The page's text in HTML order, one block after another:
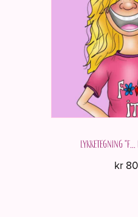
Lykketegning
kr